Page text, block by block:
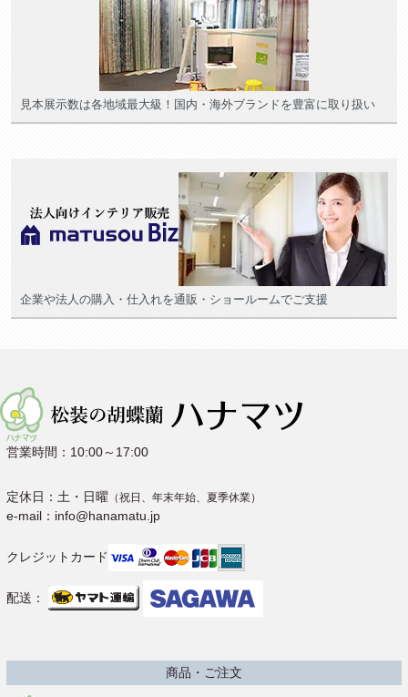
見本展示数は各地域最大級！国内・海外ブランドを豊富に取り扱い
企業や法人の購入・仕入れを通販・ショールームでご支援
営業時間：10:00～17:00
定休日：土・日曜 （祝日、年末年始、夏季休業）
e-mail：info@hanamatu.jp
クレジットカード
配送：
商品・ご注文